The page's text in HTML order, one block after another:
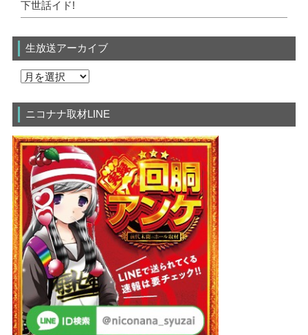
下世話イド!
生放送アーカイブ
ニコナナ取材LINE